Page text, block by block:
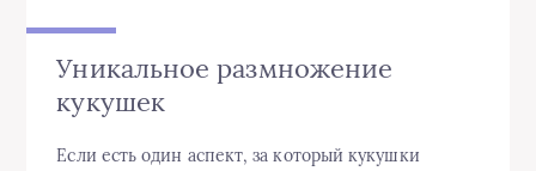
Уникальное размножение
кукушек
Если есть один аспект, за который кукушки